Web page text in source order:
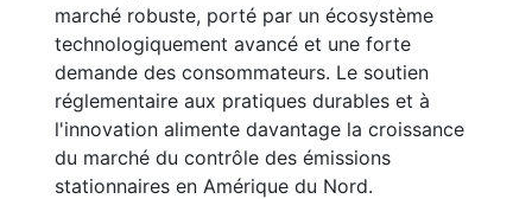
marché robuste, porté par un écosystème
technologiquement avancé et une forte
demande des consommateurs. Le soutien
réglementaire aux pratiques durables et à
l'innovation alimente davantage la croissance
du marché du contrôle des émissions
stationnaires en Amérique du Nord.